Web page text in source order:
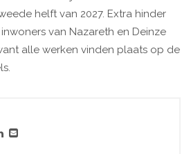
helft van 2027. Extra hinder
van Nazareth en Deinze
alle werken vinden plaats op de